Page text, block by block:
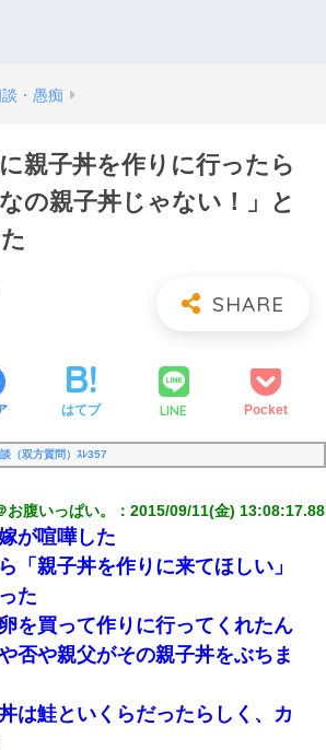
・愚痴
親子丼を作りに行ったら
の親子丼じゃない！」と
はてブ LINE Pocket
（双方質問）ｽﾚ357
腹いっぱい。 ：2015/09/11(金)
が喧嘩した
「親子丼を作りに来てほしい」
た
を買って作りに行ってくれたん
否や親父がその親子丼をぶちま
は鮭といくらだったらしく、カ